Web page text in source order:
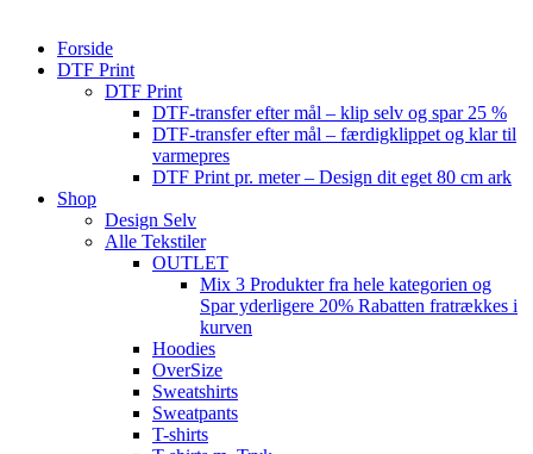
Forside
DTF Print
DTF Print
DTF-transfer efter mål – klip selv og spar 25 %
DTF-transfer efter mål – færdigklippet og klar til
varmepres
DTF Print pr. meter – Design dit eget 80 cm ark
Shop
Design Selv
Alle Tekstiler
OUTLET
Mix 3 Produkter fra hele kategorien og
Spar yderligere 20% Rabatten fratrækkes i
kurven
Hoodies
OverSize
Sweatshirts
Sweatpants
T-shirts